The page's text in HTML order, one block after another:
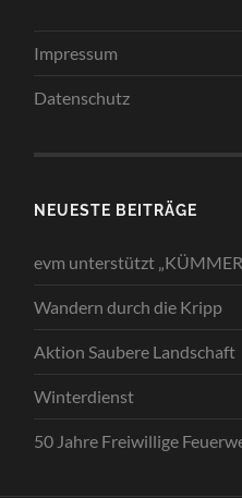
Impressum
Datenschutz
NEUESTE BEITRÄGE
evm unterstützt
Wandern durch die Kripp
Aktion Saubere Landschaft
Winterdienst
50 Jahre Freiwillige